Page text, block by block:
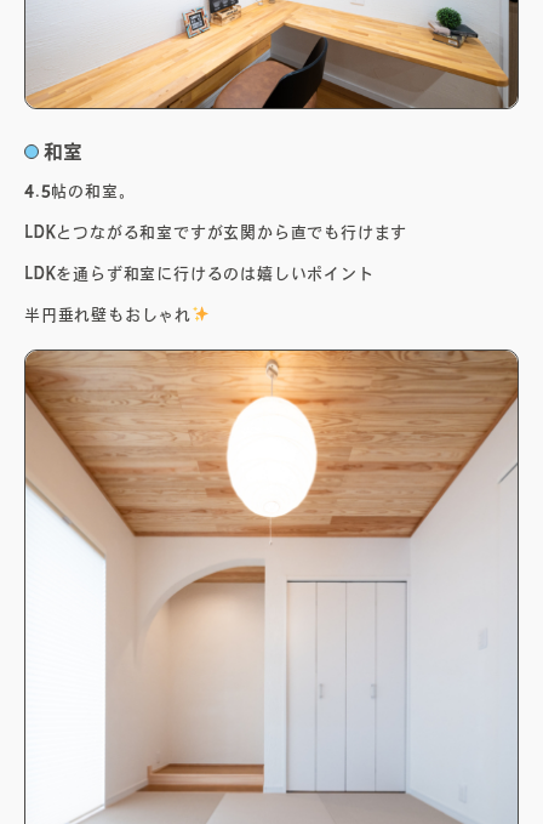
和室
4.5帖の和室。
LDKとつながる和室ですが玄関から直でも行けます
LDKを通らず和室に行けるのは嬉しいポイント
半円垂れ壁もおしゃれ